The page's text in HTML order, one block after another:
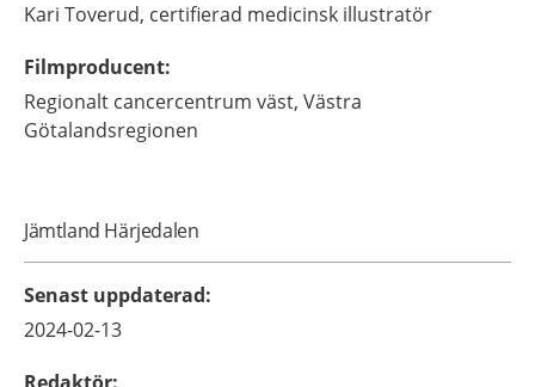
Kari Toverud, certifierad medicinsk illustratör
Filmproducent:
Regionalt cancercentrum väst, Västra
Götalandsregionen
Jämtland Härjedalen
Senast uppdaterad:
2024-02-13